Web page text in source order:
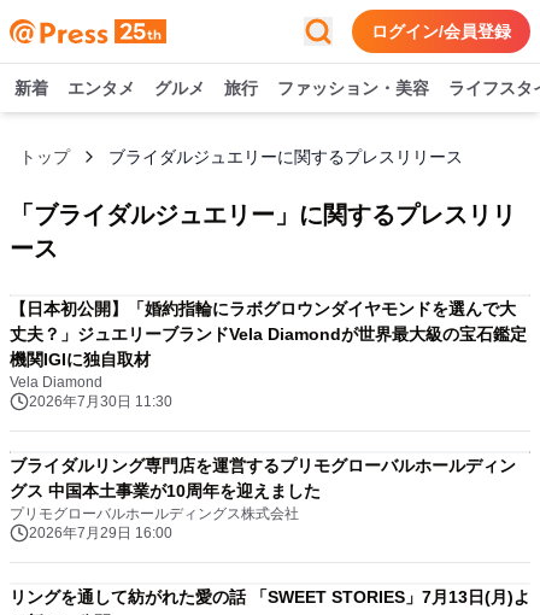
ログイン/会員登録
新着 エンタメ グルメ 旅行 ファッション・美容 ライフスタ
トップ ブライダルジュエリーに関するプレスリリース
「 ブライダルジュエリー 」に関するプレスリリ
ース
【日本初公開】「婚約指輪にラボグロウンダイヤモンドを選んで大
丈夫？」ジュエリーブランドVela Diamondが世界最大級の宝石鑑定
機関IGIに独自取材
Vela Diamond
2026年7月30日 11:30
ブライダルリング専門店を運営するプリモグローバルホールディン
グス 中国本土事業が10周年を迎えました
プリモグローバルホールディングス株式会社
2026年7月29日 16:00
リングを通して紡がれた愛の話 「SWEET STORIES」7月13日(月)よ